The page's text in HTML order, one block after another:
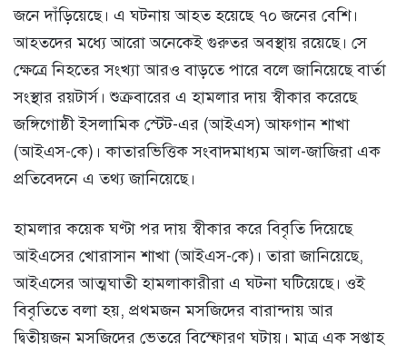
জনে দাঁড়িয়েছে। এ ঘটনায় আহত হয়েছে ৭০ জনের বেশি।
আহতদের মধ্যে আরো অনেকেই গুরুতর অবস্থায় রয়েছে। সে
ক্ষেত্রে নিহতের সংখ্যা আরও বাড়তে পারে বলে জানিয়েছে বার্তা
সংস্থার রয়টার্স। শুক্রবারের এ হামলার দায় স্বীকার করেছে
জঙ্গিগোষ্ঠী ইসলামিক স্টেট-এর (আইএস) আফগান শাখা
(আইএস-কে)। কাতারভিত্তিক সংবাদমাধ্যম আল-জাজিরা এক
প্রতিবেদনে এ তথ্য জানিয়েছে।
হামলার কয়েক ঘণ্টা পর দায় স্বীকার করে বিবৃতি দিয়েছে
আইএসের খোরাসান শাখা (আইএস-কে)। তারা জানিয়েছে,
আইএসের আত্মঘাতী হামলাকারীরা এ ঘটনা ঘটিয়েছে। ওই
বিবৃতিতে বলা হয়, প্রথমজন মসজিদের বারান্দায় আর
দ্বিতীয়জন মসজিদের ভেতরে বিস্ফোরণ ঘটায়। মাত্র এক সপ্তাহ